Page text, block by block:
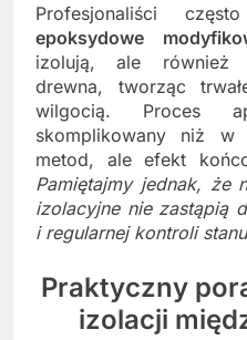
Profesjonaliści
epoksydowe
izolują, ale również
drewna, tworząc
wilgocią. Proces
skomplikowany niż w
metod, ale efekt
Pamiętajmy jednak, że
izolacyjne nie zastąpią
i regularnej kontroli
Praktyczny
izolacji